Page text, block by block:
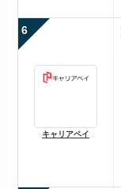
6
キャリアペイ